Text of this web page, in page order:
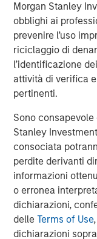
Morgan Stanley
obblighi ai
prevenire l’uso
riciclaggio di
l’identificazione
attività di verifica
pertinenti.
Sono
Stanley
consociata
perdite derivanti
informazioni
o erronea
dichiarazioni,
delleTerms of Use
dichiarazioni
subject to the same
and are not required
information to
the preceding pages
circumstances;
legal or other
and on an ongoing
There is no
under all market
of downturn in the
The views and
the author or the
of this material and
notice due to market
necessarily come to
updated or
subsequently
changes occurring,
expressed do not
personnel at Morgan